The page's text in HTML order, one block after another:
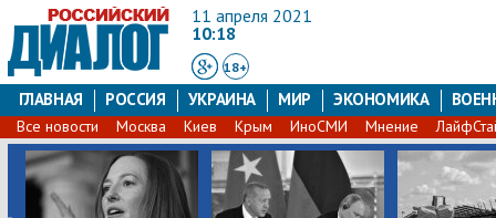
11 апреля 2021
10:18
18+
ГЛАВНАЯ РОССИЯ УКРАИНА МИР ЭКОНОМИКА
Все новости Москва Киев Крым ИноСМИ Мнение